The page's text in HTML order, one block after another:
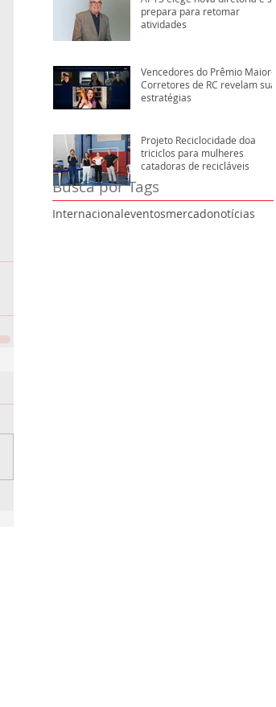
Busca por Tags
Internacionaleventosmercadonotícias
prepara para retomar
atividades
Vencedores do Prêmio Maiores
Corretores de RC revelam suas
estratégias
Projeto Reciclocidade doa
triciclos para mulheres
catadoras de recicláveis